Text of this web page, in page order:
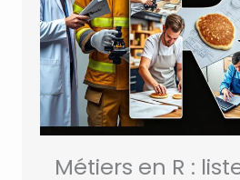
Métiers en R :